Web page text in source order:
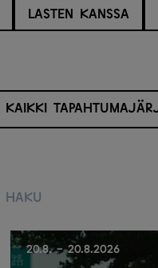
LASTEN KANSSA
20.8. - 20.8.2026